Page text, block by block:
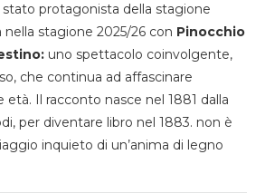
protagonista della stagione
nella stagione 2025/26 con Pinocchio
uno spettacolo coinvolgente,
che continua ad affascinare
Il racconto nasce nel 1881 dalla
per diventare libro nel 1883. non è
inquieto di un’anima di legno